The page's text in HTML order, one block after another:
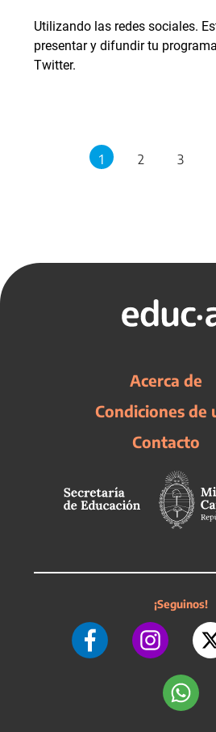
Utilizando las redes sociales.
presentar y difundir tu
Twitter.
1 2 3
Acerca de
Condiciones de
Contacto
¡Seguinos!